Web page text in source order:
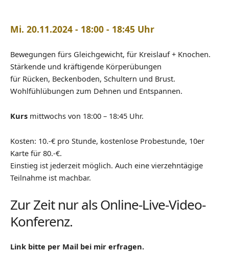
Mi. 20.11.2024 - 18:00 - 18:45 Uhr
Bewegungen fürs Gleichgewicht, für Kreislauf + Knochen.
Stärkende und kräftigende Körperübungen
für Rücken, Beckenboden, Schultern und Brust.
Wohlfühlübungen zum Dehnen und Entspannen.
Kurs mittwochs von 18:00 – 18:45 Uhr.
Kosten: 10.-€ pro Stunde, kostenlose Probestunde, 10er
Karte für 80.-€.
Einstieg ist jederzeit möglich. Auch eine vierzehntägige
Teilnahme ist machbar.
Zur Zeit nur als Online-Live-Video-
Konferenz.
Link bitte per Mail bei mir erfragen.